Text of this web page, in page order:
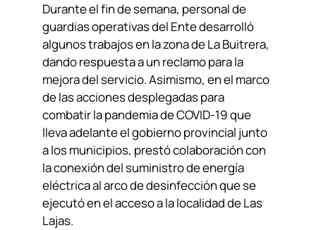
Durante el fin de semana, personal de
guardias operativas del Ente desarrolló
algunos trabajos en la zona de La Buitrera,
dando respuesta a un reclamo para la
mejora del servicio. Asimismo, en el marco
de las acciones desplegadas para
combatir la pandemia de COVID-19 que
lleva adelante el gobierno provincial junto
a los municipios, prestó colaboración con
la conexión del suministro de energía
eléctrica al arco de desinfección que se
ejecutó en el acceso a la localidad de Las
Lajas.